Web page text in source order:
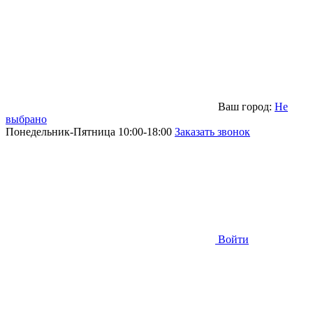
Ваш город: Не
выбрано
Понедельник-Пятница 10:00-18:00 Заказать звонок
Войти